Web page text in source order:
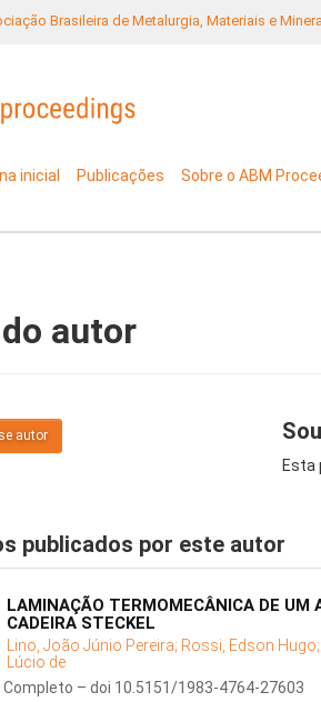
Brasileira de Metalurgia, Materiais e
inicial Publicações Sobre o ABM
autor
autor
Esta
publicados por este autor
LAMINAÇÃO TERMOMECÂNICA DE UM
CADEIRA STECKEL
Lino, João Júnio Pereira; Rossi, Edson Hugo;
Lúcio de
– doi 10.5151/1983-4764-27603